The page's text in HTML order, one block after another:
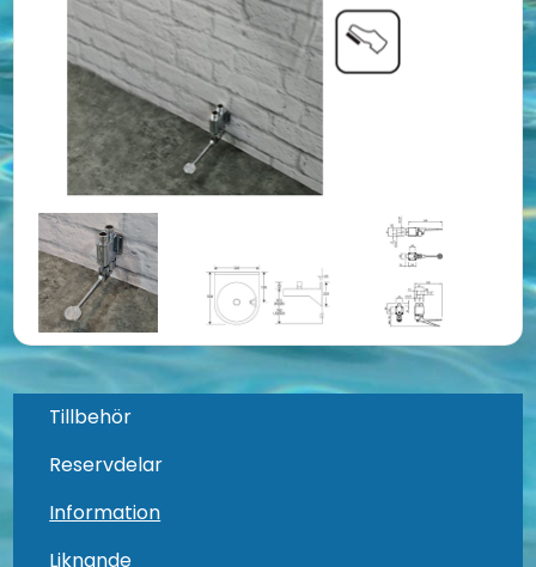
Tillbehör
Reservdelar
Information
Liknande